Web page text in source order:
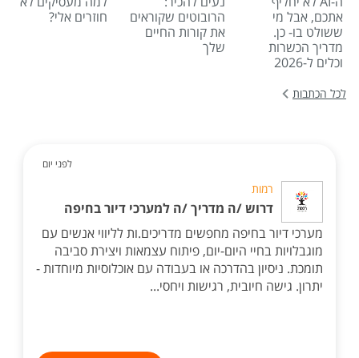
אתכם, אבל מי
ששולט בו- כן.
מדריך הכשרות
וכלים ל-2026
הרובוטים שקוראים
את קורות החיים
שלך
חוזרים אלי?
לכל הכתבות
לפני יום
רמות
דרוש /ה מדריך /ה למערכי דיור בחיפה
מערכי דיור בחיפה מחפשים מדריכים.ות לליווי אנשים עם
מוגבלויות בחיי היום-יום, פיתוח עצמאות ויצירת סביבה
תומכת. ניסיון בהדרכה או בעבודה עם אוכלוסיות מיוחדות -
יתרון. גישה חיובית, רגישות ויחסי...